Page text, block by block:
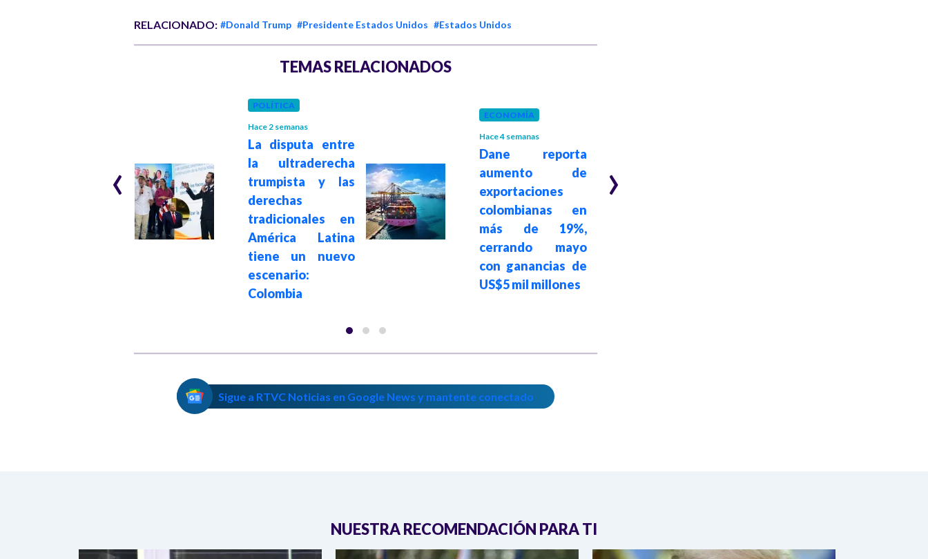
RELACIONADO: #Donald Trump #Presidente Estados Unidos #Estados Unidos
TEMAS RELACIONADOS
exigen a la FIFA
POLÍTICA
Hace 2 semanas
La disputa entre
la ultraderecha
trumpista y las
derechas
tradicionales en
América Latina
tiene un nuevo
escenario:
Colombia
ECONOMÍA
Hace 4 semanas
Dane reporta
aumento de
exportaciones
colombianas en
más de 19%,
cerrando mayo
con ganancias de
US$5 mil millones
‹ ›
Sigue a RTVC Noticias en Google News y mantente conectado
NUESTRA RECOMENDACIÓN PARA TI